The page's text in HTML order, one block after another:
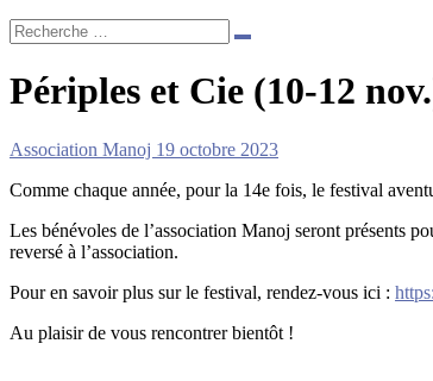
Recherche
…
Périples et Cie (10-12
Association Manoj 19 octobre 2023
Comme chaque année, pour la 14e fois, le festival
Les bénévoles de l’association Manoj seront présents
reversé à l’association.
Pour en savoir plus sur le festival, rendez-vous ici :
Au plaisir de vous rencontrer bientôt !